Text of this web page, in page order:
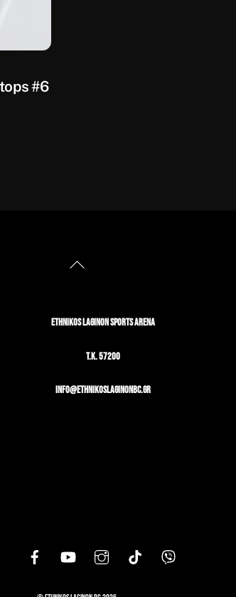
#6
Back
ETHNIKOS LAGINON SPORTS ARENA
T.K. 57200
info@ethnikoslaginonbc.gr